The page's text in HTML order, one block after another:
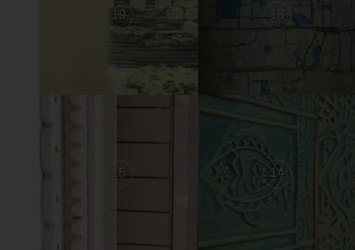
19 18
15 14